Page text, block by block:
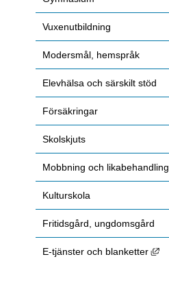
Vuxenutbildning
Modersmål, hemspråk
Elevhälsa och särskilt stöd
Försäkringar
Skolskjuts
Mobbning och likabehandling
Kulturskola
Fritidsgård, ungdomsgård
E-tjänster och blanketter